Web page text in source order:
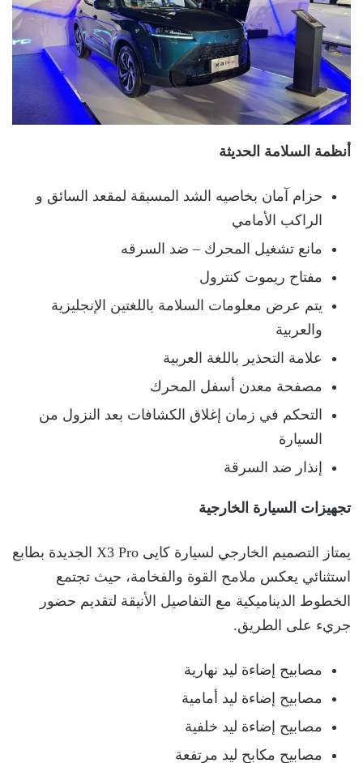
أنظمة السلامة الحديثة
حزام آمان بخاصيه الشد المسبقة لمقعد السائق و
الراكب الأمامي
مانع تشغيل المحرك – ضد السرقه
مفتاح ريموت كنترول
يتم عرض معلومات السلامة باللغتين الإنجليزية
والعربية
علامة التحذير باللغة العربية
مصفحة معدن أسفل المحرك
التحكم في زمان إغلاق الكشافات بعد النزول من
السيارة
إنذار ضد السرقة
تجهيزات السيارة الخارجية
يمتاز التصميم الخارجي لسيارة كايى X3 Pro الجديدة بطابع
استثنائي يعكس ملامح القوة والفخامة، حيث تجتمع
الخطوط الديناميكية مع التفاصيل الأنيقة لتقديم حضور
جريء على الطريق.
مصابيح إضاءة ليد نهارية
مصابيح إضاءة ليد أمامية
مصابيح إضاءة ليد خلفية
مصابيح مكابح ليد مرتفعة